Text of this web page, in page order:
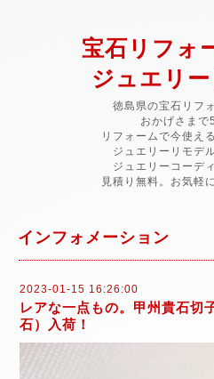
宝石リフォ
ジュエリ
徳島県の宝石リフ
おかげさまで
リフォームで今使え
ジュエリーリモデ
ジュエリーコーデ
見積り無料。お気軽
インフォメーション
2023-01-15 16:26:00
レアな一点もの。甲州貴石切
石）入荷！